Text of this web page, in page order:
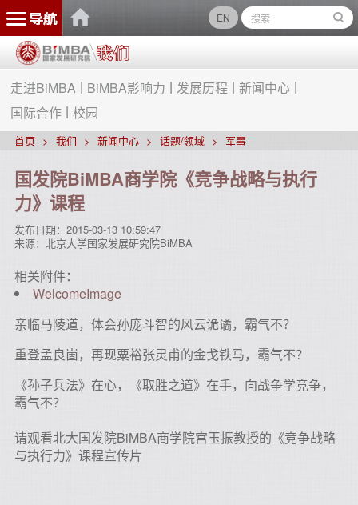
EN
走进BiMBA BiMBA影响力 发展历程
新闻中心
国际合作
校园
首页 我们 新闻中心 话题/领域 军事
国发院BiMBA商学院《竞争战略与执行
力》课程
发布日期： 2015-03-13 10:59:47
来源： 北京大学国家发展研究院BiMBA
相关附件：
WelcomeImage
亲临马陵道，体会孙庞斗智的风云诡谲，霸气不？
重登孟良崮，再现粟裕张灵甫的金戈铁马，霸气不？
《孙子兵法》在心，《取胜之道》在手，向战争学竞争，
霸气不？
请观看北大国发院BiMBA商学院宫玉振教授的《竞争战略
与执行力》课程宣传片